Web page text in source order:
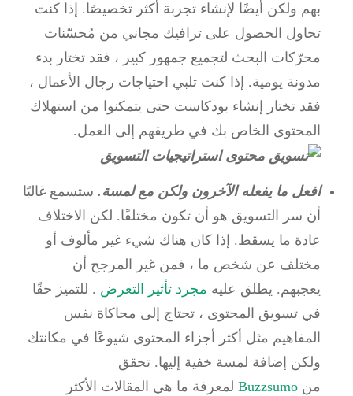
بهم ولكن أيضًا لإنشاء تجربة أكثر تخصيصًا.إذا كنت
تحاول الحصول على ترافيك مجاني من مُحسّنات
محرّكات البحث لتجميع جمهور كبير ، فقد تختار بدء
مدونة يومية.إذا كنت تلبي احتياجات رجال الأعمال ،
فقد تختار إنشاء بودكاست حتى يتمكنوا من استهلاك
المحتوى الخاص بك في طريقهم إلى العمل.
افعل ما يفعله الآخرون ولكن مع لمسة.ستسمع غالبًا
أن سر التسويق هو أن تكون مختلفًا.لكن الاختلاف
عادة ما يسقط.إذا كان هناك شيء غير مألوف أو
مختلف عن شخص ما ، فمن غير المرجح أن
يعجبهم.يطلق عليهمجرد تأثير التعرض .للتميز حقًا
في تسويق المحتوى ، تحتاج إلى محاكاة نفس
المفاهيم مثل أكثر أجزاء المحتوى شيوعًا في مكانتك
ولكن إضافة لمسة خفية إليها.تحقق
منBuzzsumoلمعرفة ما هي المقالات الأكثر